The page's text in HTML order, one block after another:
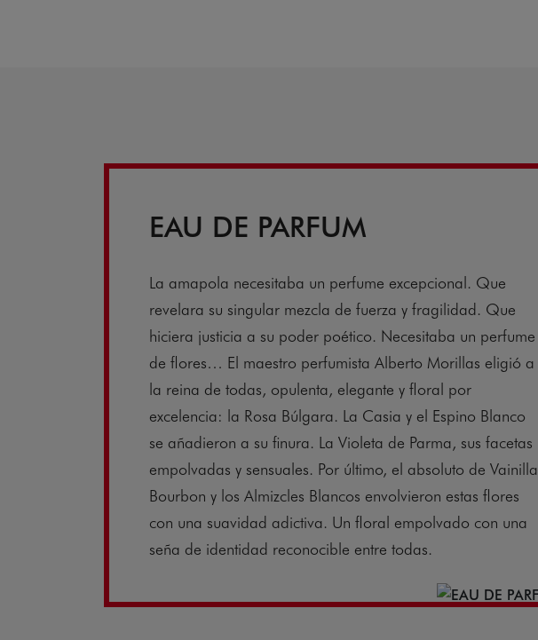
EAU DE PARFUM
La amapola necesitaba un perfume excepcional. Que
revelara su singular mezcla de fuerza y fragilidad. Que
hiciera justicia a su poder poético. Necesitaba un perfume
de flores… El maestro perfumista Alberto Morillas eligió a
la reina de todas, opulenta, elegante y floral por
excelencia: la Rosa Búlgara. La Casia y el Espino Blanco
se añadieron a su finura. La Violeta de Parma, sus facetas
empolvadas y sensuales. Por último, el absoluto de Vainilla
Bourbon y los Almizcles Blancos envolvieron estas flores
con una suavidad adictiva. Un floral empolvado con una
seña de identidad reconocible entre todas.